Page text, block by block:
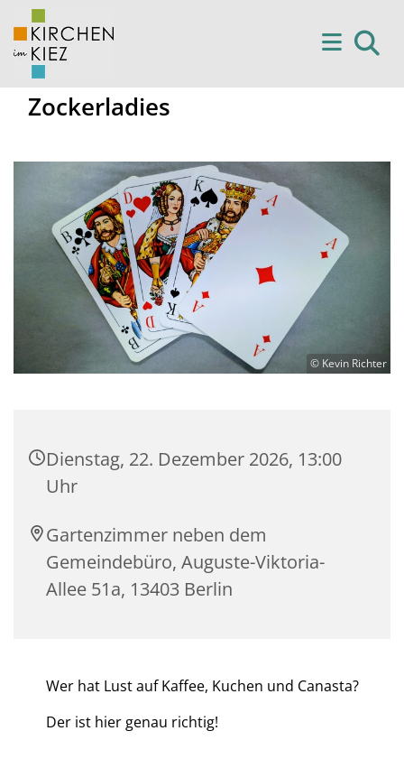
Zockerladies
© Kevin Richter
Dienstag, 22. Dezember 2026, 13:00
Uhr
Gartenzimmer neben dem
Gemeindebüro, Auguste-Viktoria-
Allee 51a, 13403 Berlin
Wer hat Lust auf Kaffee, Kuchen und Canasta?
Der ist hier genau richtig!